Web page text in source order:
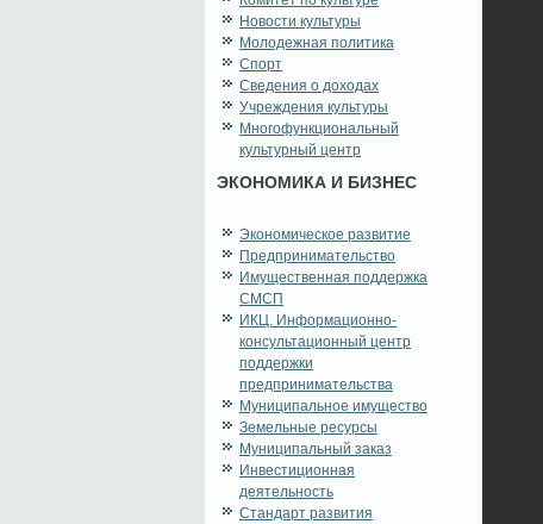
Новости культуры
Молодежная политика
Спорт
Сведения о доходах
Учреждения культуры
Многофункциональный
культурный центр
ЭКОНОМИКА И БИЗНЕС
Экономическое развитие
Предпринимательство
Имущественная поддержка
СМСП
ИКЦ. Информационно-
консультационный центр
поддержки
предпринимательства
Муниципальное имущество
Земельные ресурсы
Муниципальный заказ
Инвестиционная
деятельность
Стандарт развития